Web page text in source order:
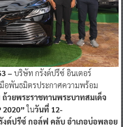
–บริษัท กรังด์ปรีซ์ อินเตอร์
อพันธมิตรประกาศความพร้อม
วยพระราชทานพระบาทสมเด็จ
2020”ในวันที่ 12-
งด์ปรีซ์ กอล์ฟ คลับ อำเภอบ่อพลอย